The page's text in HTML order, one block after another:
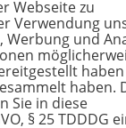
Webseite zu
Verwendung
und
haben.
Sie in diese
§ 25 TDDDG